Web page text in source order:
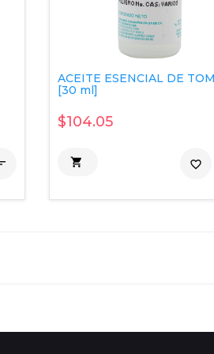
ACEITE ESENCIAL DE
[30 ml]
$104.05
 favorite_border